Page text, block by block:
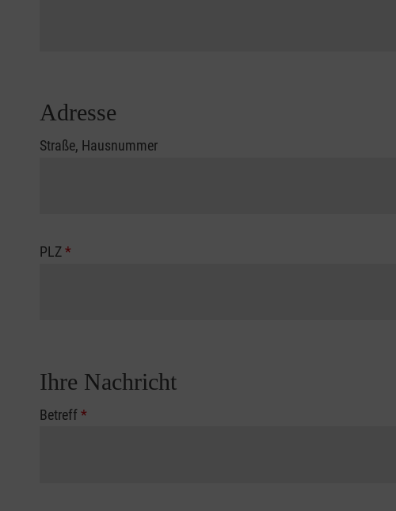
Adresse
Straße, Hausnummer
PLZ*
Ihre Nachricht
Betreff*